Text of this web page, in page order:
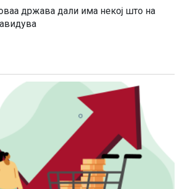
држава дали има некој што на